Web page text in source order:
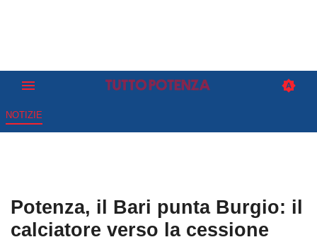
NOTIZIE
Potenza, il Bari punta Burgio: il
calciatore verso la cessione